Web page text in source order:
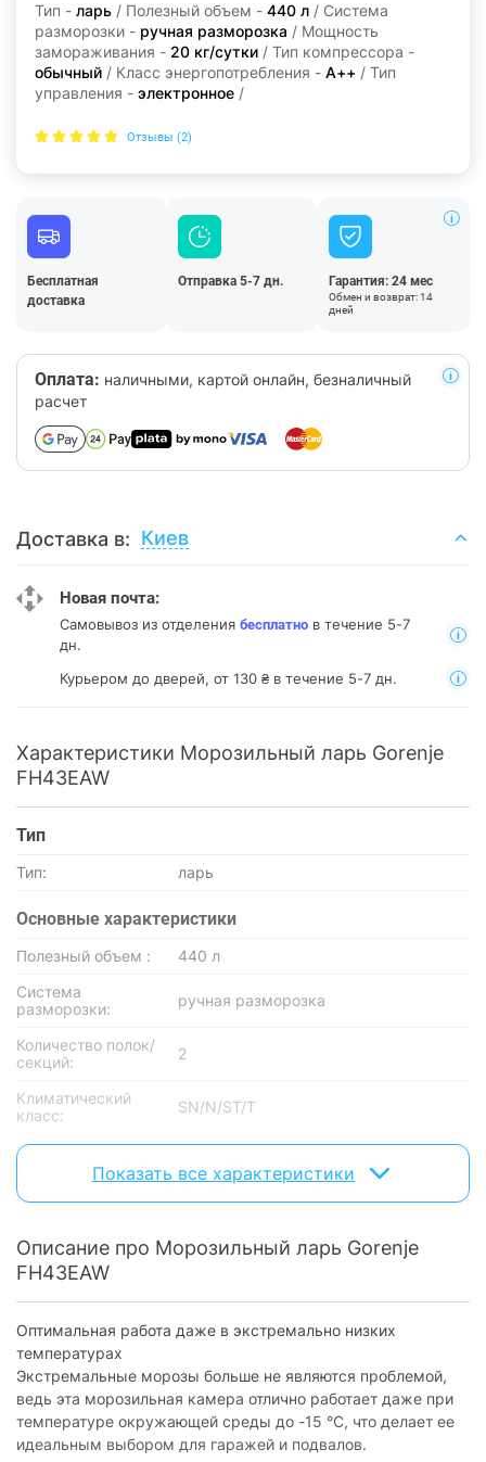
Тип - ларь / Полезный объем - 440 л / Система
разморозки - ручная разморозка / Мощность
замораживания - 20 кг/сутки / Тип компрессора -
обычный / Класс энергопотребления - А++ / Тип
управления - электронное /
Отзывы (2)
Бесплатная
доставка
Отправка 5-7 дн. Гарантия: 24 мес
Обмен и возврат: 14
дней
Оплата: наличными, картой онлайн, безналичный
расчет
Доставка в: Киев
Новая почта:
Самовывоз из отделения бесплатно в течение 5-7
дн.
Курьером до дверей, от 130 ₴ в течение 5-7 дн.
Характеристики Морозильный ларь Gorenje
FH43EAW
Тип
Тип: ларь
Основные характеристики
Полезный объем :
440 л
Система
разморозки:
ручная разморозка
Количество полок/
секций:
2
Климатический
класс:
SN/N/ST/T
Хладагент: R600a
Технические характеристики
замораживания:
20 кг/сутки
сохранение холода:
Уровень шума:
40 дБ
Тип компрессора:
обычный
Энергоэффективность
Показать все характеристики
Описание про Морозильный ларь Gorenje
FH43EAW
Оптимальная работа даже в экстремально низких
температурах
Экстремальные морозы больше не являются проблемой,
ведь эта морозильная камера отлично работает даже при
температуре окружающей среды до -15 °C, что делает ее
идеальным выбором для гаражей и подвалов.